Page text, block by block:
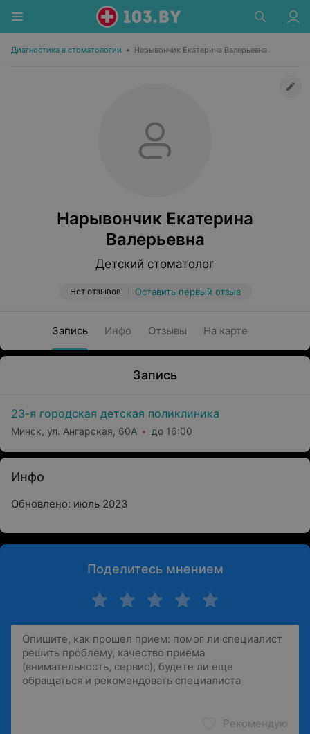
Диагностика в стоматологии • Нарывончик Екатерина Валерьевна
Нарывончик Екатерина
Валерьевна
Детский стоматолог
Нет отзывов Оставить первый отзыв
Запись Инфо Отзывы На карте
Запись
23-я городская детская поликлиника
Минск, ул. Ангарская, 60А до 16:00
Инфо
Обновлено: июль 2023
Поделитесь мнением
Рекомендую